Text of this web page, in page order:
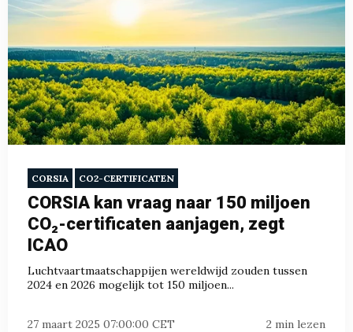
CORSIA CO2-CERTIFICATEN
CORSIA kan vraag naar 150 miljoen
CO₂-certificaten aanjagen, zegt
ICAO
Luchtvaartmaatschappijen wereldwijd zouden tussen
2024 en 2026 mogelijk tot 150 miljoen...
27 maart 2025 07:00:00 CET 2 min lezen